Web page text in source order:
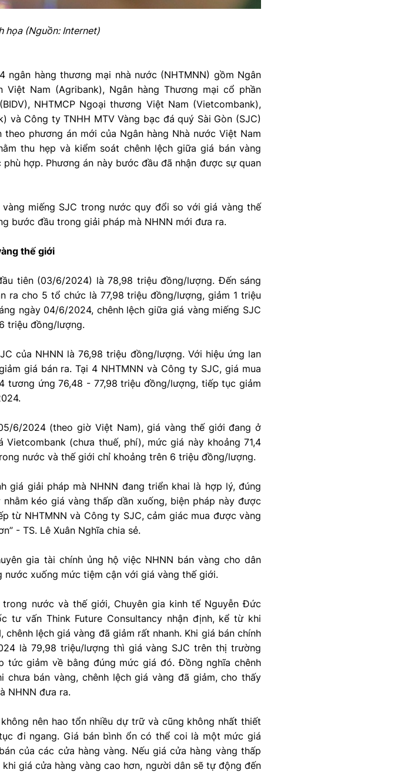
họa (Nguồn: Internet)
hàng thương mại nhà nước (NHTMNN) gồm Ngân
Nam (Agribank), Ngân hàng Thương mại cổ phần
NHTMCP Ngoại thương Việt Nam (Vietcombank),
và Công ty TNHH MTV Vàng bạc đá quý Sài Gòn (SJC)
phương án mới của Ngân hàng Nhà nước Việt Nam
thu hẹp và kiểm soát chênh lệch giữa giá bán vàng
hợp. Phương án này bước đầu đã nhận được sự quan
miếng SJC trong nước quy đổi so với giá vàng thế
bước đầu trong giải pháp mà NHNN mới đưa ra.
thế giới
tiên (03/6/2024) là 78,98 triệu đồng/lượng. Đến sáng
ra cho 5 tổ chức là 77,98 triệu đồng/lượng, giảm 1 triệu
ngày 04/6/2024, chênh lệch giữa giá vàng miếng SJC
triệu đồng/lượng.
của NHNN là 76,98 triệu đồng/lượng. Với hiệu ứng lan
giá bán ra. Tại 4 NHTMNN và Công ty SJC, giá mua
tương ứng 76,48 - 77,98 triệu đồng/lượng, tiếp tục giảm
6/2024 (theo giờ Việt Nam), giá vàng thế giới đang ở
(chưa thuế, phí), mức giá này khoảng 71,4
nước và thế giới chỉ khoảng trên 6 triệu đồng/lượng.
giá giải pháp mà NHNN đang triển khai là hợp lý, đúng
kéo giá vàng thấp dần xuống, biện pháp này được
từ NHTMNN và Công ty SJC, cảm giác mua được vàng
- TS. Lê Xuân Nghĩa chia sẻ.
gia tài chính ủng hộ việc NHNN bán vàng cho dân
xuống mức tiệm cận với giá vàng thế giới.
nước và thế giới, Chuyên gia kinh tế Nguyễn Đức
tư vấn Think Future Consultancy nhận định, kể từ khi
lệch giá vàng đã giảm rất nhanh. Khi giá bán chính
là 79,98 triệu/lượng thì giá vàng SJC trên thị trường
tức giảm về bằng đúng mức giá đó. Đồng nghĩa chênh
chưa bán vàng, chênh lệch giá vàng đã giảm, cho thấy
NHNN đưa ra.
nên hao tổn nhiều dự trữ và cũng không nhất thiết
đi ngang. Giá bán bình ổn có thể coi là một mức giá
của các cửa hàng vàng. Nếu giá cửa hàng vàng thấp
giá cửa hàng vàng cao hơn, người dân sẽ tự động đến